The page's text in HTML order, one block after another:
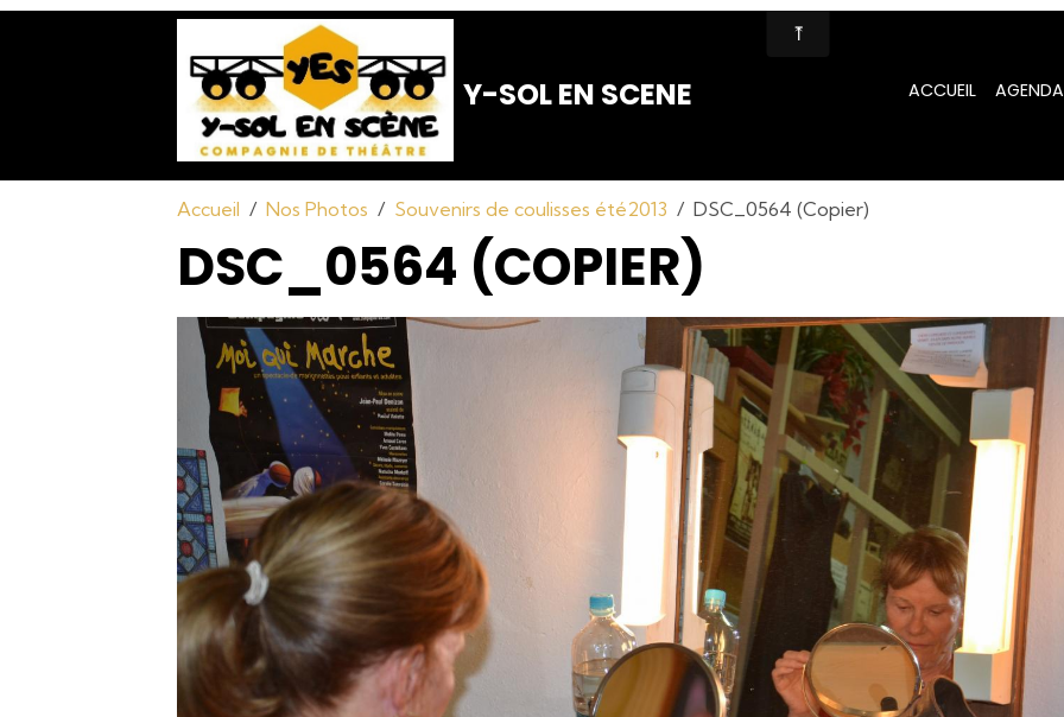
Y-SOL EN SCENE ACCUEIL AGENDA
Accueil Nos Photos Souvenirs de coulisses été2013 DSC_0564 (Copier)
DSC_0564 (COPIER)